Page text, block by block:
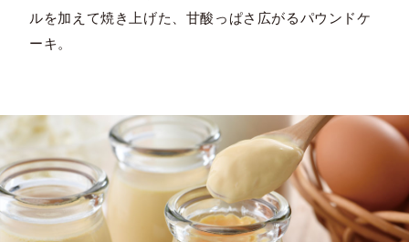
ルを加えて焼き上げた、甘酸っぱさ広がるパウンドケ
ーキ。